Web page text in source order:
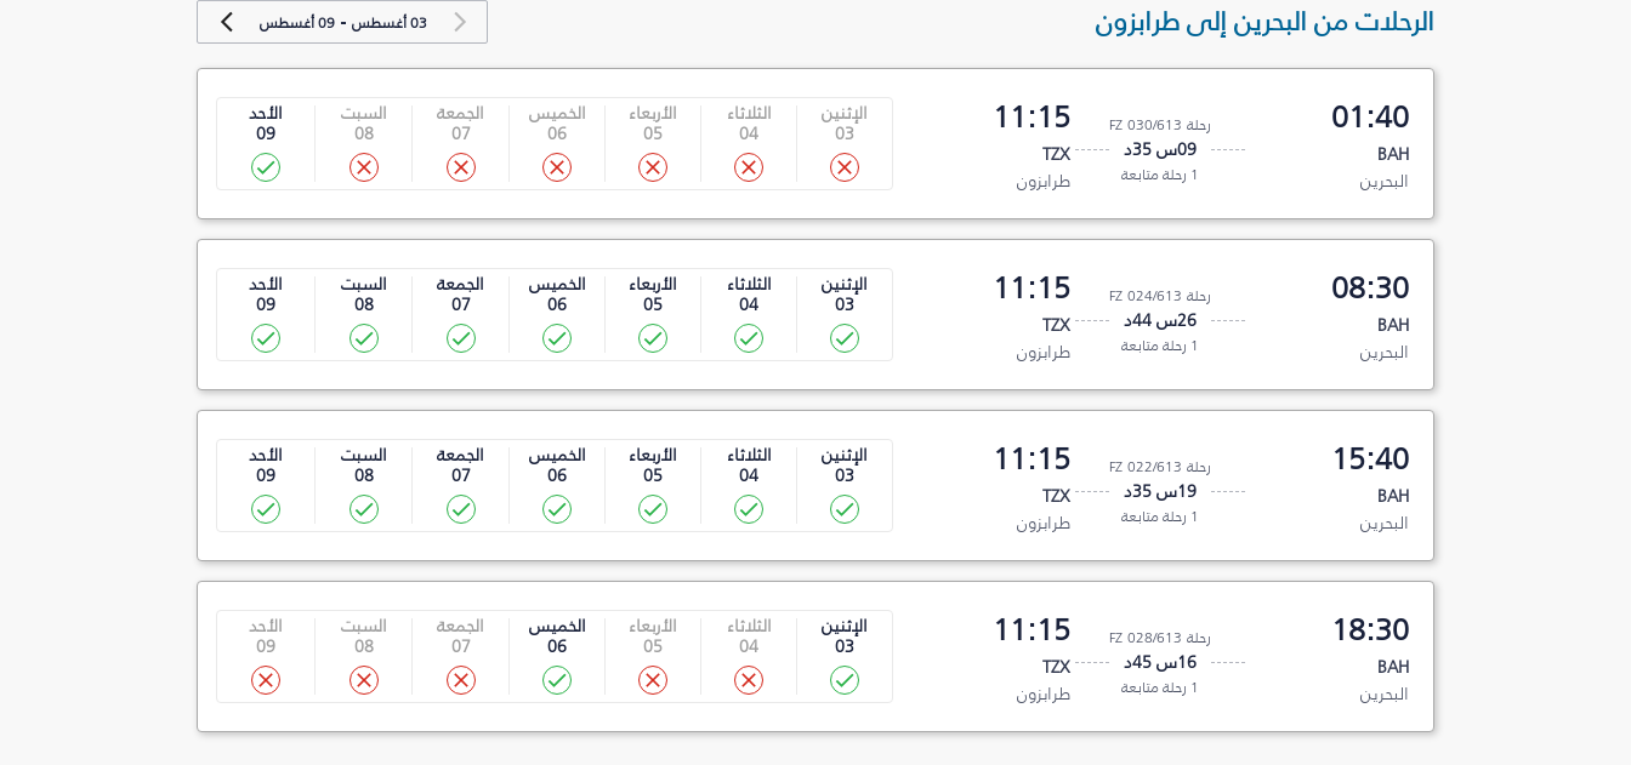
الرحلات من البحرين إلى طرابزون 03 أغسطس -09 أغسطس
01:40
BAH
البحرين
رحلة FZ 030/613
09س 35د
1 رحلة متابعة
11:15
TZX
طرابزون
الإثنين
03
الثلاثاء
04
الأربعاء
05
الخميس
06
الجمعة
07
السبت
08
الأحد
09
08:30
BAH
البحرين
رحلة FZ 024/613
26س 44د
1 رحلة متابعة
11:15
TZX
طرابزون
الإثنين
03
الثلاثاء
04
الأربعاء
05
الخميس
06
الجمعة
07
السبت
08
الأحد
09
15:40
BAH
البحرين
رحلة FZ 022/613
19س 35د
1 رحلة متابعة
11:15
TZX
طرابزون
الإثنين
03
الثلاثاء
04
الأربعاء
05
الخميس
06
الجمعة
07
السبت
08
الأحد
09
18:30
BAH
البحرين
رحلة FZ 028/613
16س 45د
1 رحلة متابعة
11:15
TZX
طرابزون
الإثنين
03
الثلاثاء
04
الأربعاء
05
الخميس
06
الجمعة
07
السبت
08
الأحد
09